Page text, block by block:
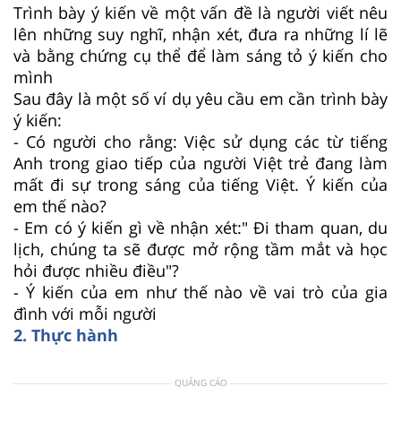
Trình bày ý kiến về một vấn đề là người viết nêu
lên những suy nghĩ, nhận xét, đưa ra những lí lẽ
và bằng chứng cụ thể để làm sáng tỏ ý kiến cho
mình
Sau đây là một số ví dụ yêu cầu em cần trình bày
ý kiến:
- Có người cho rằng: Việc sử dụng các từ tiếng
Anh trong giao tiếp của người Việt trẻ đang làm
mất đi sự trong sáng của tiếng Việt. Ý kiến của
em thế nào?
- Em có ý kiến gì về nhận xét:" Đi tham quan, du
lịch, chúng ta sẽ được mở rộng tầm mắt và học
hỏi được nhiều điều"?
- Ý kiến của em như thế nào về vai trò của gia
đình với mỗi người
2. Thực hành
QUẢNG CÁO